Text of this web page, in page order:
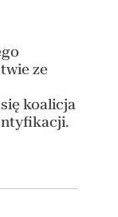
ze
koalicja